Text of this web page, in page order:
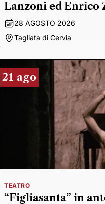
Lanzoni ed Enrico
28 AGOSTO 2026
Tagliata di Cervia
21 ago
TEATRO
“Figliasanta” in